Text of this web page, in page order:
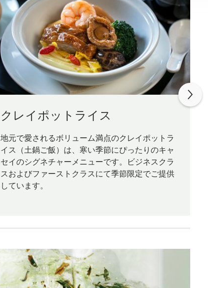
クレイポットライス
地元で愛されるボリューム満点のクレイポットラ
イス（土鍋ご飯）は、寒い季節にぴったりのキャ
セイのシグネチャーメニューです。ビジネスクラ
スおよびファーストクラスにて季節限定でご提供
しています。